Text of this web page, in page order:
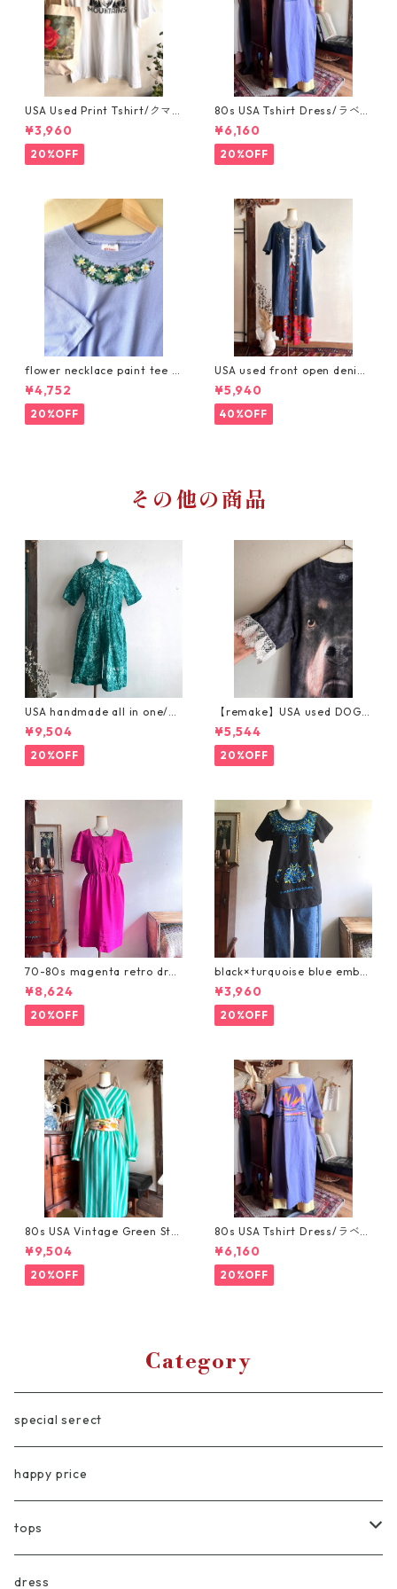
USA Used Print Tshirt/クマ
と森林のモノクロプリントビ
ッグサイズTシャツ/GILDANxl
¥3,960
20%OFF
80s USA Tshirt Dress/ラベン
ダーパープルのアメリカ製ス
ーベニアTシャツワンピース
¥6,160
20%OFF
flower necklace paint tee /
お花ペイントのネックレスTシ
ャツ
¥4,752
20%OFF
USA used front open denim
embroidery dress/刺繍入り
デニムの羽織りワンピース
¥5,940
40%OFF
その他の商品
USA handmade all in one/グ
リーンの絞り染めハーフ丈オ
ールインワン
¥9,504
20%OFF
【remake】USA used DOG T
ee × lace sleeve /大きな犬Te
eリメイク
¥5,544
20%OFF
70-80s magenta retro dres
s/マゼンタのレトロワンピー
ス
¥8,624
20%OFF
black×turquoise blue embro
idery tops/ブルー刺繍のヴィ
ンテージトップス
¥3,960
20%OFF
80s USA Vintage Green Stri
pe Dress/鮮やかなグリーンの
ストライプ・ヴィンテージワ
ンピース
¥9,504
20%OFF
80s USA Tshirt Dress/ラベン
ダーパープルのアメリカ製ス
ーベニアTシャツワンピース
¥6,160
20%OFF
Category
special serect
happy price
tops
blouse/shirt
dress